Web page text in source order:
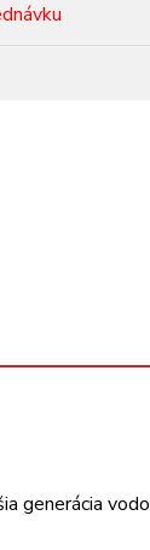
generácia